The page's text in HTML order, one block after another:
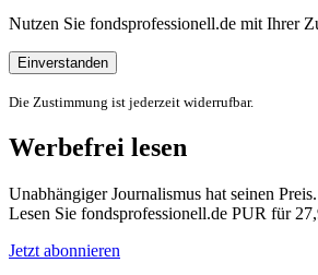
Nutzen Sie fondsprofessionell.de mit Ihrer
Einverstanden
Die Zustimmung ist jederzeit widerrufbar.
Werbefrei lesen
Unabhängiger Journalismus hat seinen Preis.
Lesen Sie fondsprofessionell.de PUR für
Jetzt abonnieren